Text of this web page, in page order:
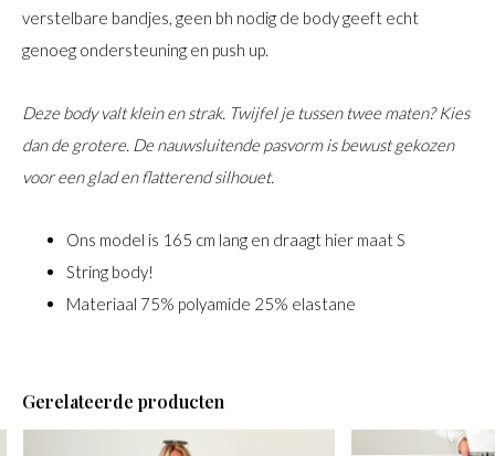
verstelbare bandjes, geen bh nodig de body geeft echt
genoeg ondersteuning en push up.
Deze body valt klein en strak. Twijfel je tussen twee maten? Kies
dan de grotere. De nauwsluitende pasvorm is bewust gekozen
voor een glad en flatterend silhouet.
Ons model is 165 cm lang en draagt hier maat S
String body!
Materiaal 75% polyamide 25% elastane
Gerelateerde producten